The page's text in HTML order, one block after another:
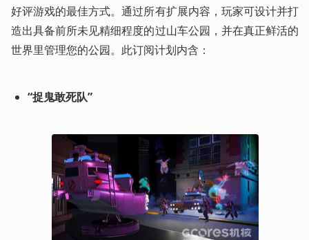
好评游戏的最佳方式。通过所有扩展内容，玩家可设计并打
造出具备前所未见精细程度的过山车公园，并在真正鲜活的
世界里管理您的公园。此订阅计划内含：
“捉鬼敢死队”